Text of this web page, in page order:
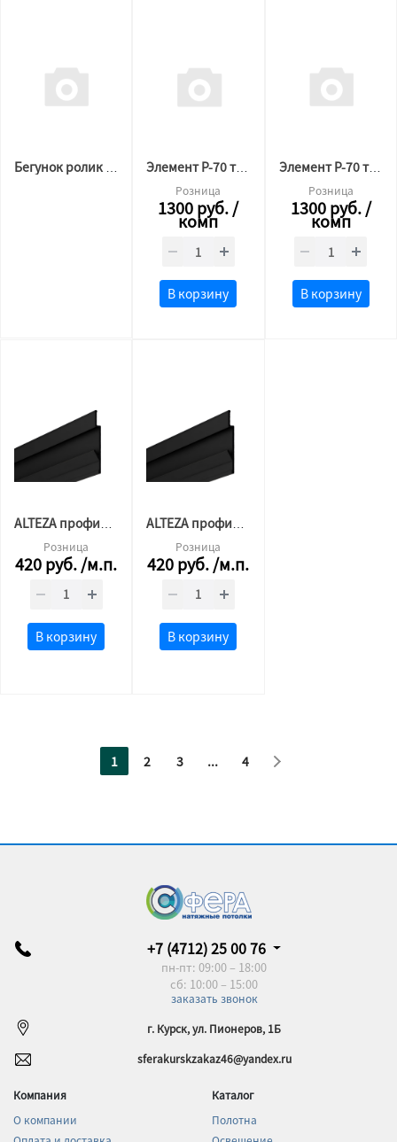
Бегунок ролик для гардины, крючок-улитка, черный, 50шт/уп Элемент Р-70 торцевой АЛ Черный (комплект 2/2шт)
Розница
1300руб./
комп
В корзину
Элемент Р-70 торцевой АЛ Белый (комплект 2/2шт)
Розница
1300руб./
комп
В корзину
Розница
420руб./м.п.
В корзину
Розница
420руб./м.п.
В корзину
1 2 3 ... 4
+7 (4712) 25 00 76
пн-пт: 09:00 – 18:00
сб: 10:00 – 15:00
заказать звонок
г. Курск, ул. Пионеров, 1Б
sferakurskzakaz46@yandex.ru
Компания
О компании
Каталог
Полотна